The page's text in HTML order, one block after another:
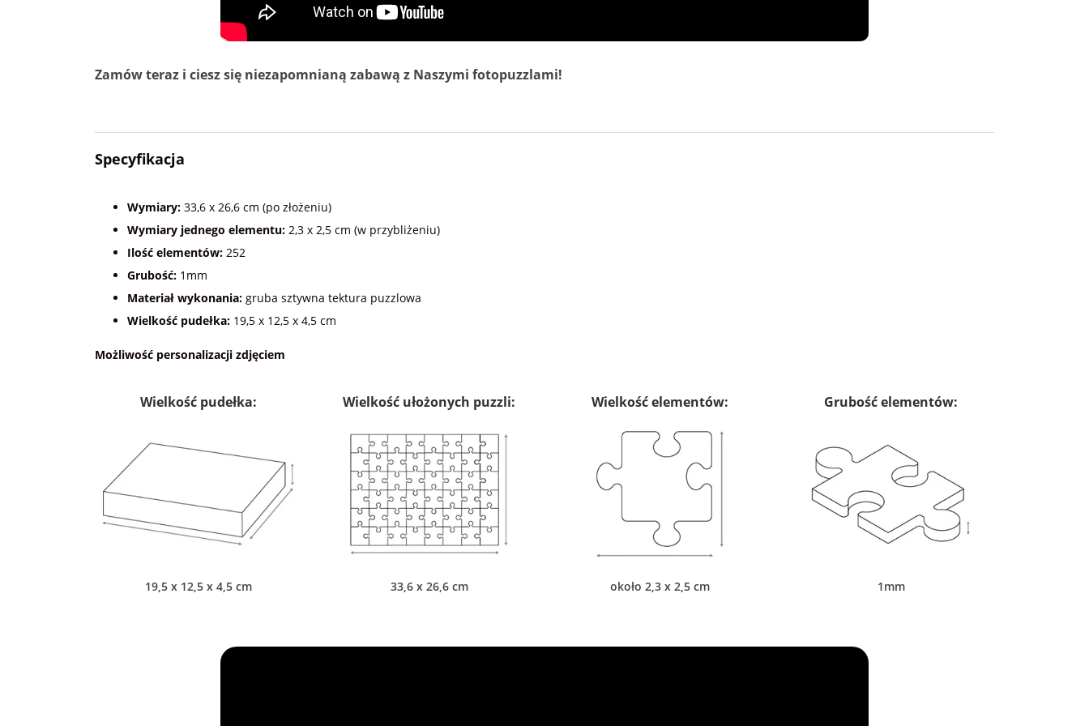
Zamów teraz i ciesz się niezapomnianą zabawą z Naszymi fotopuzzlami!
Specyfikacja
Wymiary: 33,6 x 26,6 cm (po złożeniu)
Wymiary jednego elementu: 2,3 x 2,5 cm (w przybliżeniu)
Ilość elementów: 252
Grubość: 1mm
Materiał wykonania: gruba sztywna tektura puzzlowa
Wielkość pudełka: 19,5 x 12,5 x 4,5 cm
Możliwość personalizacji zdjęciem
Wielkość pudełka:
19,5 x 12,5 x 4,5 cm
Wielkość ułożonych puzzli:
33,6 x 26,6 cm
Wielkość elementów:
około 2,3 x 2,5 cm
Grubość elementów:
1mm
)